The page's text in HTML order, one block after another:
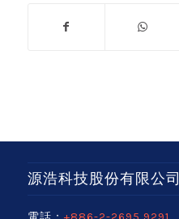
源浩科技股份有限公司